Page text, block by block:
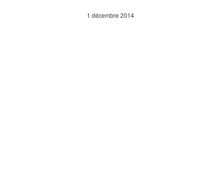
1 décembre 2014